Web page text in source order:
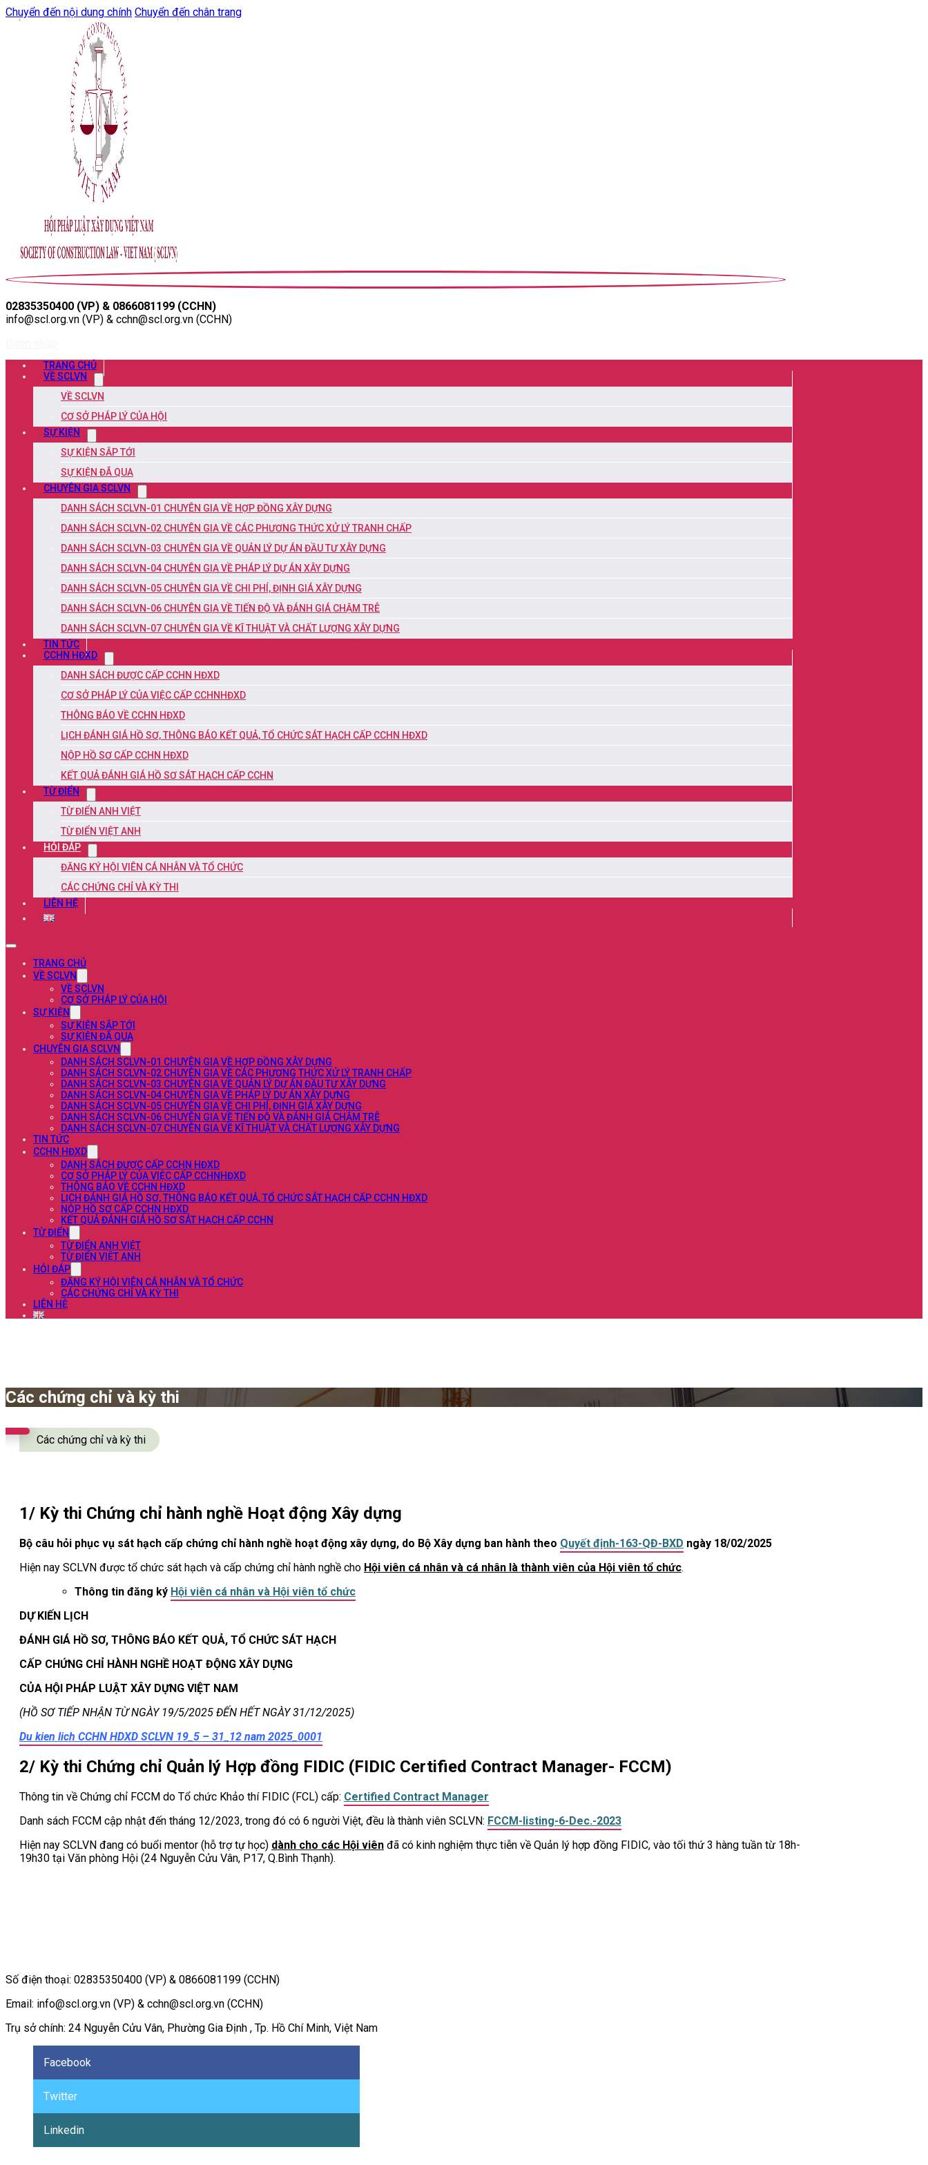
Chuyển đến nội dung chính Chuyển đến chân trang
02835350400 (VP) & 0866081199 (CCHN)
info@scl.org.vn (VP) & cchn@scl.org.vn (CCHN)
TRANG CHỦ
VỀ SCLVN
VỀ SCLVN
CƠ SỞ PHÁP LÝ CỦA HỘI
SỰ KIỆN
SỰ KIỆN SẮP TỚI
SỰ KIỆN ĐÃ QUA
CHUYÊN GIA SCLVN
DANH SÁCH SCLVN-01 CHUYÊN GIA VỀ HỢP ĐỒNG XÂY DỰNG
DANH SÁCH SCLVN-02 CHUYÊN GIA VỀ CÁC PHƯƠNG THỨC XỬ LÝ TRANH CHẤP
DANH SÁCH SCLVN-03 CHUYÊN GIA VỀ QUẢN LÝ DỰ ÁN ĐẦU TƯ XÂY DỰNG
DANH SÁCH SCLVN-04 CHUYÊN GIA VỀ PHÁP LÝ DỰ ÁN XÂY DỰNG
DANH SÁCH SCLVN-05 CHUYÊN GIA VỀ CHI PHÍ, ĐỊNH GIÁ XÂY DỰNG
DANH SÁCH SCLVN-06 CHUYÊN GIA VỀ TIẾN ĐỘ VÀ ĐÁNH GIÁ CHẬM TRỄ
DANH SÁCH SCLVN-07 CHUYÊN GIA VỀ KĨ THUẬT VÀ CHẤT LƯỢNG XÂY DỰNG
TIN TỨC
CCHN HĐXD
DANH SÁCH ĐƯỢC CẤP CCHN HĐXD
CƠ SỞ PHÁP LÝ CỦA VIỆC CẤP CCHNHĐXD
THÔNG BÁO VỀ CCHN HĐXD
LỊCH ĐÁNH GIÁ HỒ SƠ, THÔNG BÁO KẾT QUẢ, TỔ CHỨC SÁT HẠCH CẤP CCHN HĐXD
NỘP HỒ SƠ CẤP CCHN HĐXD
KẾT QUẢ ĐÁNH GIÁ HỒ SƠ SÁT HẠCH CẤP CCHN
TỪ ĐIỂN
TỪ ĐIỂN ANH VIỆT
TỪ ĐIỂN VIỆT ANH
HỎI ĐÁP
ĐĂNG KÝ HỘI VIÊN CÁ NHÂN VÀ TỔ CHỨC
CÁC CHỨNG CHỈ VÀ KỲ THI
LIÊN HỆ
TRANG CHỦ
VỀ SCLVN
VỀ SCLVN
CƠ SỞ PHÁP LÝ CỦA HỘI
SỰ KIỆN
SỰ KIỆN SẮP TỚI
SỰ KIỆN ĐÃ QUA
CHUYÊN GIA SCLVN
DANH SÁCH SCLVN-01 CHUYÊN GIA VỀ HỢP ĐỒNG XÂY DỰNG
DANH SÁCH SCLVN-02 CHUYÊN GIA VỀ CÁC PHƯƠNG THỨC XỬ LÝ TRANH CHẤP
DANH SÁCH SCLVN-03 CHUYÊN GIA VỀ QUẢN LÝ DỰ ÁN ĐẦU TƯ XÂY DỰNG
DANH SÁCH SCLVN-04 CHUYÊN GIA VỀ PHÁP LÝ DỰ ÁN XÂY DỰNG
DANH SÁCH SCLVN-05 CHUYÊN GIA VỀ CHI PHÍ, ĐỊNH GIÁ XÂY DỰNG
DANH SÁCH SCLVN-06 CHUYÊN GIA VỀ TIẾN ĐỘ VÀ ĐÁNH GIÁ CHẬM TRỄ
DANH SÁCH SCLVN-07 CHUYÊN GIA VỀ KĨ THUẬT VÀ CHẤT LƯỢNG XÂY DỰNG
TIN TỨC
CCHN HĐXD
DANH SÁCH ĐƯỢC CẤP CCHN HĐXD
CƠ SỞ PHÁP LÝ CỦA VIỆC CẤP CCHNHĐXD
THÔNG BÁO VỀ CCHN HĐXD
LỊCH ĐÁNH GIÁ HỒ SƠ, THÔNG BÁO KẾT QUẢ, TỔ CHỨC SÁT HẠCH CẤP CCHN HĐXD
NỘP HỒ SƠ CẤP CCHN HĐXD
KẾT QUẢ ĐÁNH GIÁ HỒ SƠ SÁT HẠCH CẤP CCHN
TỪ ĐIỂN
TỪ ĐIỂN ANH VIỆT
TỪ ĐIỂN VIỆT ANH
HỎI ĐÁP
ĐĂNG KÝ HỘI VIÊN CÁ NHÂN VÀ TỔ CHỨC
CÁC CHỨNG CHỈ VÀ KỲ THI
LIÊN HỆ
Các chứng chỉ và kỳ thi
Các chứng chỉ và kỳ thi
1/ Kỳ thi Chứng chỉ hành nghề Hoạt động Xây dựng
Bộ câu hỏi phục vụ sát hạch cấp chứng chỉ hành nghề hoạt động xây dựng, do Bộ Xây dựng ban hành theo Quyết định-163-QĐ-BXD ngày 18/02/2025
Hiện nay SCLVN được tổ chức sát hạch và cấp chứng chỉ hành nghề cho Hội viên cá nhân và cá nhân là thành viên của Hội viên tổ chức.
Thông tin đăng ký Hội viên cá nhân và Hội viên tổ chức
DỰ KIẾN LỊCH
ĐÁNH GIÁ HỒ SƠ, THÔNG BÁO KẾT QUẢ, TỔ CHỨC SÁT HẠCH
CẤP CHỨNG CHỈ HÀNH NGHỀ HOẠT ĐỘNG XÂY DỰNG
CỦA HỘI PHÁP LUẬT XÂY DỰNG VIỆT NAM
(HỒ SƠ TIẾP NHẬN TỪ NGÀY 19/5/2025 ĐẾN HẾT NGÀY 31/12/2025)
Du kien lich CCHN HDXD SCLVN 19_5 – 31_12 nam 2025_0001
2/ Kỳ thi Chứng chỉ Quản lý Hợp đồng FIDIC (FIDIC Certified Contract Manager- FCCM)
Thông tin về Chứng chỉ FCCM do Tổ chức Khảo thí FIDIC (FCL) cấp: Certified Contract Manager
Danh sách FCCM cập nhật đến tháng 12/2023, trong đó có 6 người Việt, đều là thành viên SCLVN: FCCM-listing-6-Dec.-2023
Hiện nay SCLVN đang có buổi mentor (hỗ trợ tự học) dành cho các Hội viên đã có kinh nghiệm thực tiễn về Quản lý hợp đồng FIDIC, vào tối thứ 3 hàng tuần từ 18h-
19h30 tại Văn phòng Hội (24 Nguyễn Cửu Vân, P17, Q.Bình Thạnh).
Số điện thoại: 02835350400 (VP) & 0866081199 (CCHN)
Email: info@scl.org.vn (VP) & cchn@scl.org.vn (CCHN)
Trụ sở chính: 24 Nguyễn Cửu Vân, Phường Gia Định , Tp. Hồ Chí Minh, Việt Nam
Facebook
Twitter
Linkedin